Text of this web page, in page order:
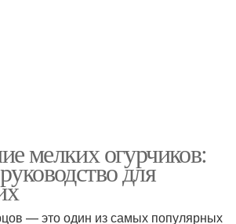
Огурцы в томатном
мелких огурчиков:
для
— это один из самых популярных